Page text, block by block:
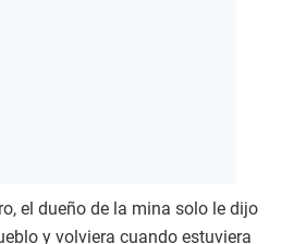
el dueño de la mina solo le dijo
y volviera cuando estuviera